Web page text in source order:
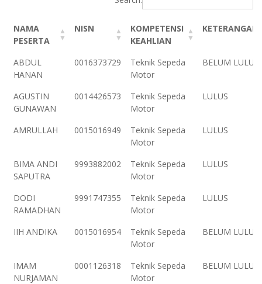
NAMA
PESERTA
NISN
KOMPETENSI
KEAHLIAN
KETERANGAN
NAMA
PESERTA
NISN
KOMPETENSI
KEAHLIAN
KETERANGAN
ABDUL
HANAN
0016373729
Teknik Sepeda
Motor
BELUM LULUS
AGUSTIN
GUNAWAN
0014426573
Teknik Sepeda
Motor
LULUS
AMRULLAH 0015016949
Teknik Sepeda
Motor
LULUS
BIMA ANDI
SAPUTRA
9993882002
Teknik Sepeda
Motor
LULUS
DODI
RAMADHAN
9991747355
Teknik Sepeda
Motor
LULUS
IIH ANDIKA 0015016954
Teknik Sepeda
Motor
BELUM LULUS
IMAM
NURJAMAN
0001126318
Teknik Sepeda
Motor
BELUM LULUS